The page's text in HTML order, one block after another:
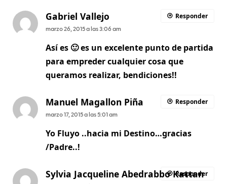
Gabriel Vallejo
marzo 26, 2015 a las 3:06 am
Así es 🙂 es un excelente punto de partida
para empreder cualquier cosa que
queramos realizar, bendiciones!!
Responder
Manuel Magallon Piña
marzo 17, 2015 a las 5:01 am
Yo Fluyo ..hacia mi Destino…gracias
/Padre..!
Responder
Sylvia Jacqueline Abedrabbo Kattan
Responder